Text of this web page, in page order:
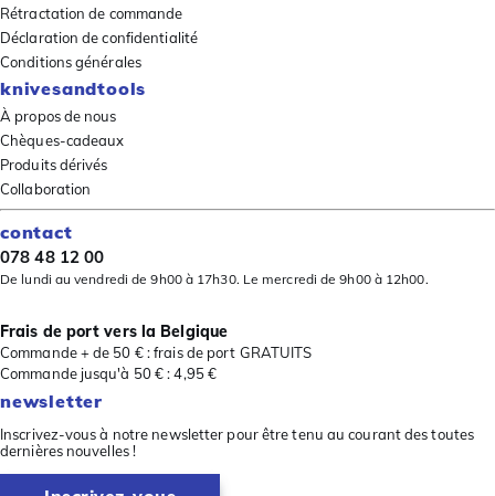
Rétractation de commande
Déclaration de confidentialité
Conditions générales
knivesandtools
À propos de nous
Chèques-cadeaux
Produits dérivés
Collaboration
contact
078 48 12 00
De lundi au vendredi de 9h00 à 17h30. Le mercredi de 9h00 à 12h00.
Frais de port vers la Belgique
Commande + de 50 € : frais de port GRATUITS
Commande jusqu'à 50 € : 4,95 €
newsletter
Inscrivez-vous à notre newsletter pour être tenu au courant des toutes
dernières nouvelles !